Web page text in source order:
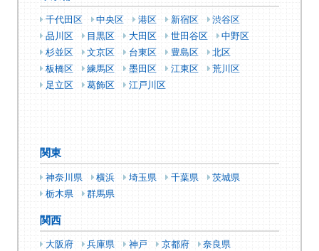
千代田区 中央区 港区 新宿区
渋谷区
品川区
目黒区 大田区 世田谷区
中野区
杉並区
文京区 台東区 豊島区
北区
板橋区
練馬区 墨田区 江東区
荒川区
足立区
葛飾区 江戸川区
関東
神奈川県 横浜 埼玉県 千葉県
茨城県
栃木県
群馬県
関西
大阪府 兵庫県 神戸 京都府
奈良県